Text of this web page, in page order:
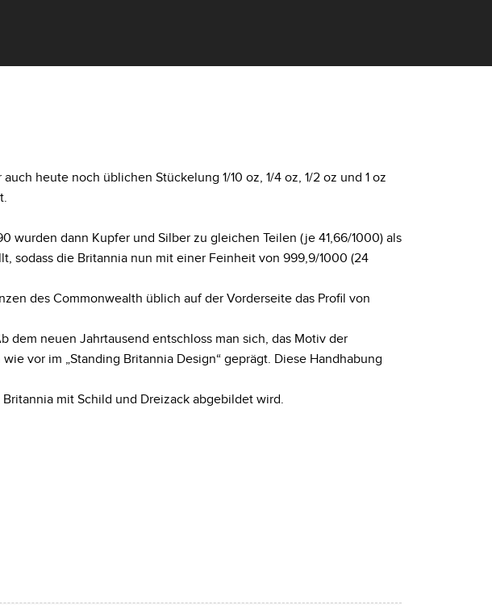
heute noch üblichen Stückelung 1/10 oz, 1/4 oz, 1/2 oz und 1 oz
wurden dann Kupfer und Silber zu gleichen Teilen (je 41,66/1000) als
sodass die Britannia nun mit einer Feinheit von 999,9/1000 (24
des Commonwealth üblich auf der Vorderseite das Profil von
neuen Jahrtausend entschloss man sich, das Motiv der
vor im „Standing Britannia Design“ geprägt. Diese Handhabung
mit Schild und Dreizack abgebildet wird.